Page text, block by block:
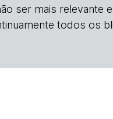
ser mais relevante
todos os